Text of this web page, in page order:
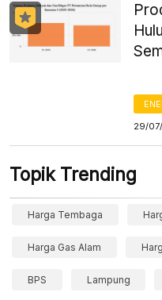
29/
Topik Trending
Harga Tembaga
Harga Gas Alam
BPS Lampung